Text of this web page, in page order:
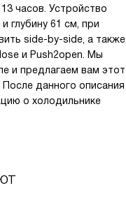
часов. Устройство
глубину 61 см, при
side-by-side, а также
и Push2open. Мы
и предлагаем вам этот
данного описания
о холодильнике